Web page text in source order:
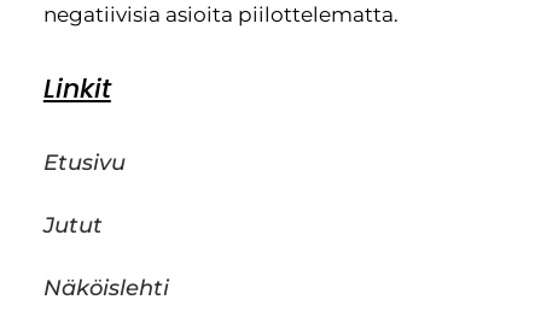
negatiivisia asioita piilottelematta.
Linkit
Etusivu
Jutut
Näköislehti